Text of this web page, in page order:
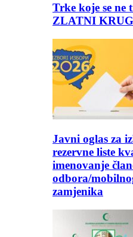
Trke koje se ne
ZLATNI
Javni oglas za
rezervne liste
imenovanje
odbora/
zamjenika